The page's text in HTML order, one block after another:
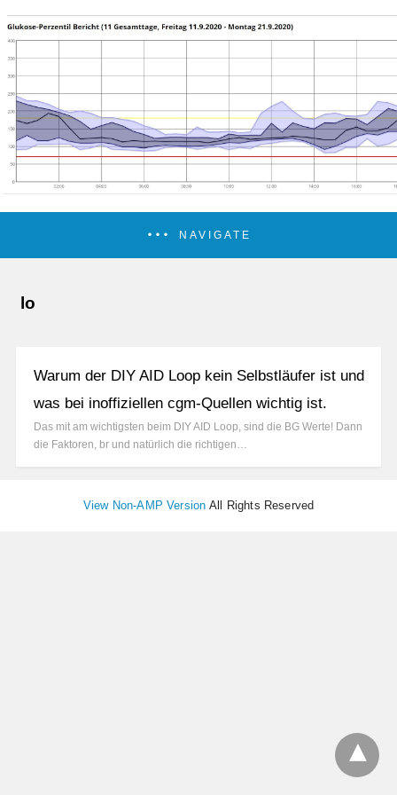
NAVIGATE
lo
Warum der DIY AID Loop kein Selbstläufer ist und
was bei inoffiziellen cgm-Quellen wichtig ist.
Das mit am wichtigsten beim DIY AID Loop, sind die BG Werte! Dann
die Faktoren, br und natürlich die richtigen…
View Non-AMP Version All Rights Reserved